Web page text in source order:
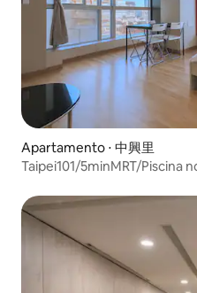
Apartamento ⋅ 中興里
Taipei101/5minMRT/Piscina